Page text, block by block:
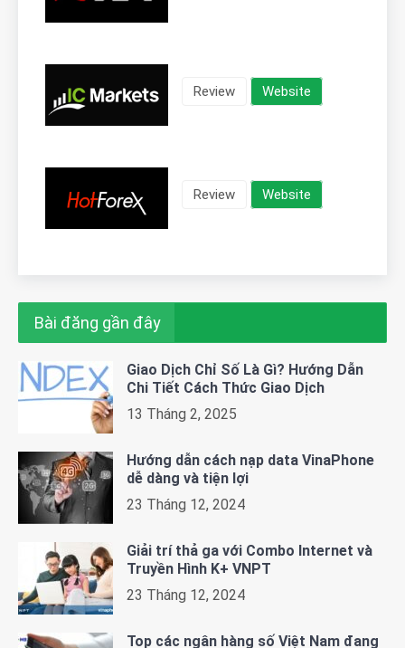
Review Website
Review Website
Bài đăng gần đây
Giao Dịch Chỉ Số Là Gì? Hướng Dẫn
Chi Tiết Cách Thức Giao Dịch
13 Tháng 2, 2025
Hướng dẫn cách nạp data VinaPhone
dễ dàng và tiện lợi
23 Tháng 12, 2024
Giải trí thả ga với Combo Internet và
Truyền Hình K+ VNPT
23 Tháng 12, 2024
Top các ngân hàng số Việt Nam đang